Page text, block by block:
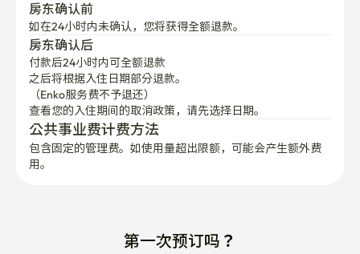
房东确认前
如在24小时内未确认，您将获得全额退款。
房东确认后
付款后24小时内可全额退款
之后将根据入住日期部分退款。
（Enko服务费不予退还）
查看您的入住期间的取消政策，请先选择日期。
公共事业费计费方法
包含固定的管理费。如使用量超出限额，可能会产生额外费
用。
第一次预订吗？